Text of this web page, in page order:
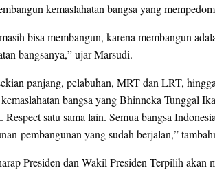
kemaslahatan bangsa yang
bisa membangun, karena membangun
bangsanya,” ujar Marsudi.
panjang, pelabuhan, MRT dan LRT,
bangsa yang Bhinneka Tunggal
satu sama lain. Semua bangsa
pembangunan yang sudah berjalan,”
Presiden dan Wakil Presiden Terpilih akan